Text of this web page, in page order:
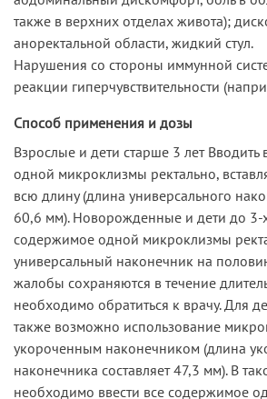
также в верхних отделах живота);
аноректальной области, жидкий стул.
Нарушения со стороны иммунной
реакции гиперчувствительности
Способ применения и дозы
Взрослые и дети старше 3 лет
одной микроклизмы ректально,
всю длину (длина универсального
60,6 мм). Новорожденные и дети до 3-х
содержимое одной микроклизмы
универсальный наконечник на
жалобы сохраняются в течение
необходимо обратиться к врачу. Для
также возможно использование
укороченным наконечником (длина
наконечника составляет 47,3 мм). В
необходимо ввести все содержимое